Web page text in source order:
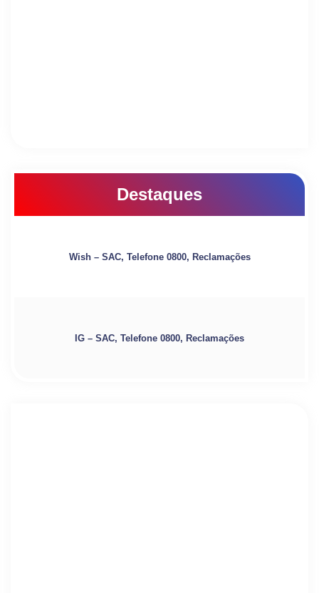
Destaques
Wish – SAC, Telefone 0800, Reclamações
IG – SAC, Telefone 0800, Reclamações